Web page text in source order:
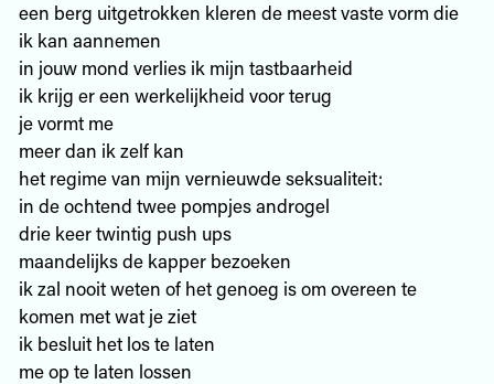
een berg uitgetrokken kleren de meest vaste vorm die
ik kan aannemen
in jouw mond verlies ik mijn tastbaarheid
ik krijg er een werkelijkheid voor terug
je vormt me
meer dan ik zelf kan
het regime van mijn vernieuwde seksualiteit:
in de ochtend twee pompjes androgel
drie keer twintig push ups
maandelijks de kapper bezoeken
ik zal nooit weten of het genoeg is om overeen te
komen met wat je ziet
ik besluit het los te laten
me op te laten lossen